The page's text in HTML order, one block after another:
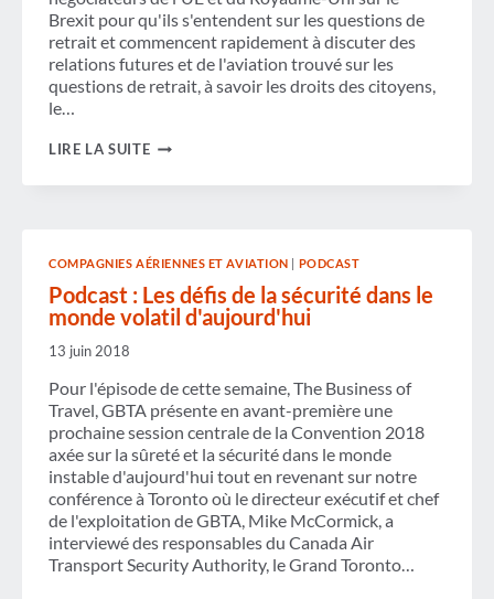
PRÉOCCUPATION
Brexit pour qu'ils s'entendent sur les questions de
retrait et commencent rapidement à discuter des
relations futures et de l'aviation trouvé sur les
questions de retrait, à savoir les droits des citoyens,
le…
LIRE LA SUITEBREXIT :
PERSPECTIVE
MENAÇANTE
D'UN
" AUCUN
COMPAGNIES AÉRIENNES ET AVIATION | PODCAST
Podcast : Les défis de la sécurité dans le
monde volatil d'aujourd'hui
13 juin 2018
Pour l'épisode de cette semaine, The Business of
Travel, GBTA présente en avant-première une
prochaine session centrale de la Convention 2018
axée sur la sûreté et la sécurité dans le monde
instable d'aujourd'hui tout en revenant sur notre
conférence à Toronto où le directeur exécutif et chef
de l'exploitation de GBTA, Mike McCormick, a
interviewé des responsables du Canada Air
Transport Security Authority, le Grand Toronto…